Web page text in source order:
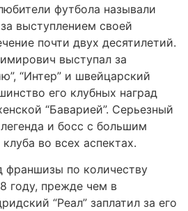
футбола называли
выступлением своей
почти двух десятилетий.
выступал за
“Интер” и швейцарский
его клубных наград
“Баварией”. Серьезный
и босс с большим
во всех аспектах.
франшизы по количеству
году, прежде чем в
“Реал” заплатил за его